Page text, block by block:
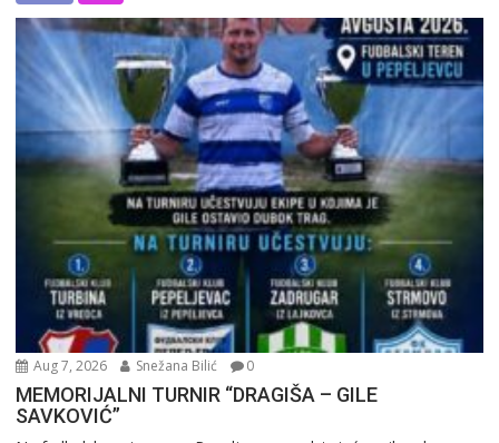
Aug 7, 2026 Snežana Bilić 0
MEMORIJALNI TURNIR “DRAGIŠA – GILE
SAVKOVIĆ”